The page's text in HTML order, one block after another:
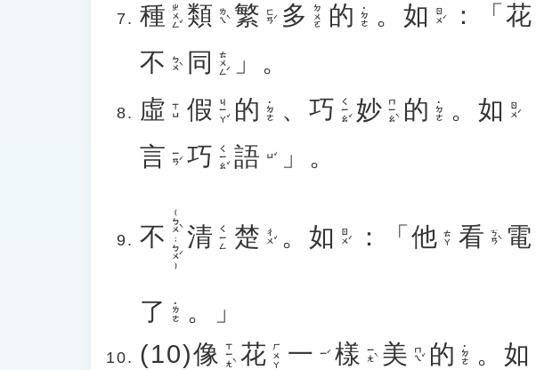
種 ㄓㄨㄥˇ 類 ㄌㄟˋ 繁 ㄈㄢˊ 多 ㄉㄨㄛ 的 ˙ㄉㄜ 。 如 ㄖㄨˊ ：「 花
不 ㄅㄨˋ 同 ㄊㄨㄥˊ
」。
虛 ㄒㄩ 假 ㄐㄧㄚˇ 的 ˙ㄉㄜ 、 巧 ㄑㄧㄠˇ 妙 ㄇㄧㄠˋ 的 ˙ㄉㄜ 。 如 ㄖㄨˊ
言 ㄧㄢˊ 巧 ㄑㄧㄠˇ 語 ㄩˇ 」。
不 (ㄅㄨˋ;ㄅㄨˊ) 清 ㄑㄧㄥ 楚 ㄔㄨˇ 。 如 ㄖㄨˊ ：「 他 ㄊㄚ 看 ㄎㄢˋ 電
了 ˙ㄌㄜ 。」
(10)像 ㄒㄧㄤˋ 花 ㄏㄨㄚ 一 ㄧˊ 樣 ㄧㄤˋ 美 ㄇㄟˇ 的 ˙ㄉㄜ 。 如